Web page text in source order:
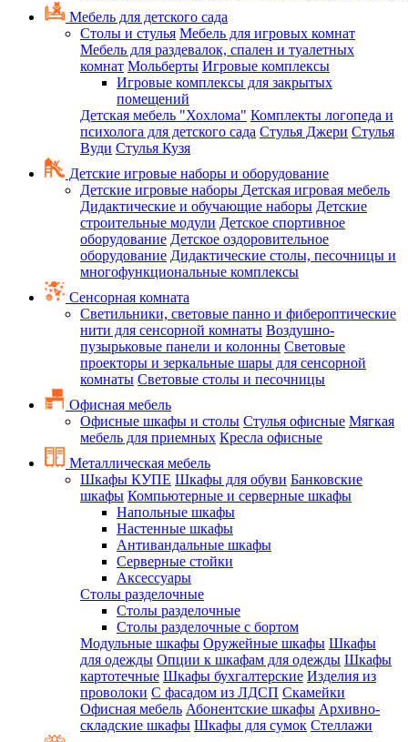
Мебель для детского сада
Столы и стулья Мебель для игровых комнат
Мебель для раздевалок, спален и туалетных
комнат Мольберты Игровые комплексы
Игровые комплексы для закрытых
помещений
Детская мебель "Хохлома" Комплекты логопеда и
психолога для детского сада Стулья Джери Стулья
Вуди Стулья Кузя
Детские игровые наборы и оборудование
Детские игровые наборы Детская игровая мебель
Дидактические и обучающие наборы Детские
строительные модули Детское спортивное
оборудование Детское оздоровительное
оборудование Дидактические столы, песочницы и
многофункциональные комплексы
Сенсорная комната
Светильники, световые панно и фибероптические
нити для сенсорной комнаты Воздушно-
пузырьковые панели и колонны Световые
проекторы и зеркальные шары для сенсорной
комнаты Световые столы и песочницы
Офисная мебель
Офисные шкафы и столы Стулья офисные Мягкая
мебель для приемных Кресла офисные
Металлическая мебель
Шкафы КУПЕ Шкафы для обуви Банковские
шкафы Компьютерные и серверные шкафы
Напольные шкафы
Настенные шкафы
Антивандальные шкафы
Серверные стойки
Аксессуары
Столы разделочные
Столы разделочные
Столы разделочные с бортом
Модульные шкафы Оружейные шкафы Шкафы
для одежды Опции к шкафам для одежды Шкафы
картотечные Шкафы бухгалтерские Изделия из
проволоки С фасадом из ЛДСП Скамейки
Офисная мебель Абонентские шкафы Архивно-
складские шкафы Шкафы для сумок Стеллажи